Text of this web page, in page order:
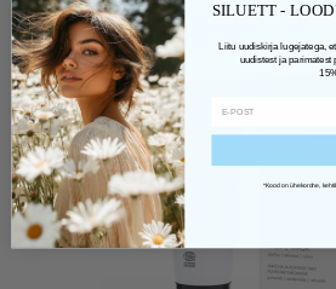
SILUETT -
Liitu uudiskirja lugejatega,
uudistest ja parimatest
*Kood on ühekordne,